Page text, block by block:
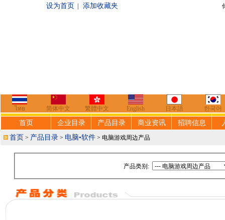
设为首页 添加收藏夹 你好，欢迎来到
ไทย 简体中文 繁體中文 English 日本語 한국어
首页 企业目录 产品目录 商业资讯 招聘信息
首页 > 产品目录 > 电脑•软件 > 电脑游戏周边产品
产品类别: